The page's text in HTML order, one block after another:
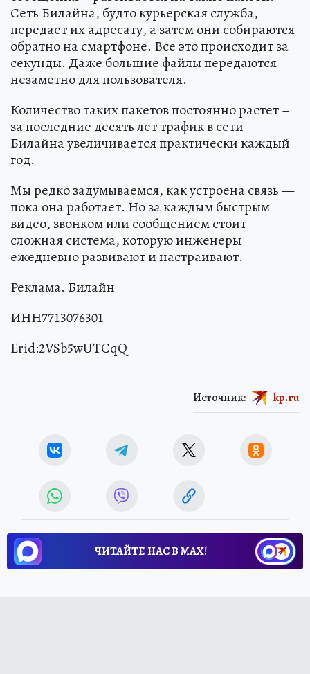
Сеть Билайна, будто курьерская служба,
передает их адресату, а затем они собираются
обратно на смартфоне. Все это происходит за
секунды. Даже большие файлы передаются
незаметно для пользователя.
Количество таких пакетов постоянно растет –
за последние десять лет трафик в сети
Билайна увеличивается практически каждый
год.
Мы редко задумываемся, как устроена связь —
пока она работает. Но за каждым быстрым
видео, звонком или сообщением стоит
сложная система, которую инженеры
ежедневно развивают и настраивают.
Реклама. Билайн
ИНН7713076301
Erid:2VSb5wUTCqQ
Источник: kp.ru
ЧИТАЙТЕ НАС В МАХ!